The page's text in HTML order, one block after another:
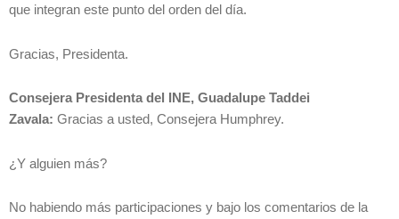
que integran este punto del orden del día.
Gracias, Presidenta.
Consejera Presidenta del INE, Guadalupe Taddei
Zavala: Gracias a usted, Consejera Humphrey.
¿Y alguien más?
No habiendo más participaciones y bajo los comentarios de la